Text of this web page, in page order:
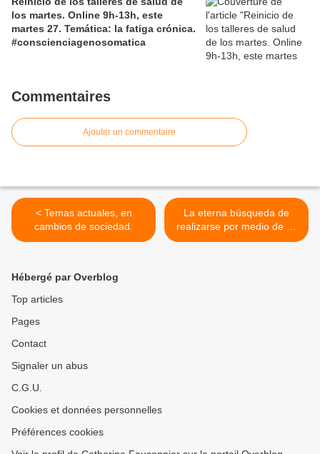
los martes. Online 9h-13h, este
martes 27. Temática: la fatiga crónica.
#conscienciagenosomatica
Commentaires
Ajouter un commentaire
< Temas actuales, en
cambios de sociedad.
La eterna búsqueda de
realizarse por medio de su
trabajo,seria una ilusión? >
Hébergé par Overblog
Top articles
Pages
Contact
Signaler un abus
C.G.U.
Cookies et données personnelles
Préférences cookies